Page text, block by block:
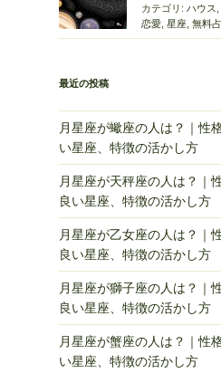
カテゴリ: ハウス,
恋愛, 星座, 無料
最近の投稿
月星座が蠍座の人は？｜性
い星座、特徴の活かし方
月星座が天秤座の人は？｜
良い星座、特徴の活かし方
月星座が乙女座の人は？｜
良い星座、特徴の活かし方
月星座が獅子座の人は？｜
良い星座、特徴の活かし方
月星座が蟹座の人は？｜性
い星座、特徴の活かし方